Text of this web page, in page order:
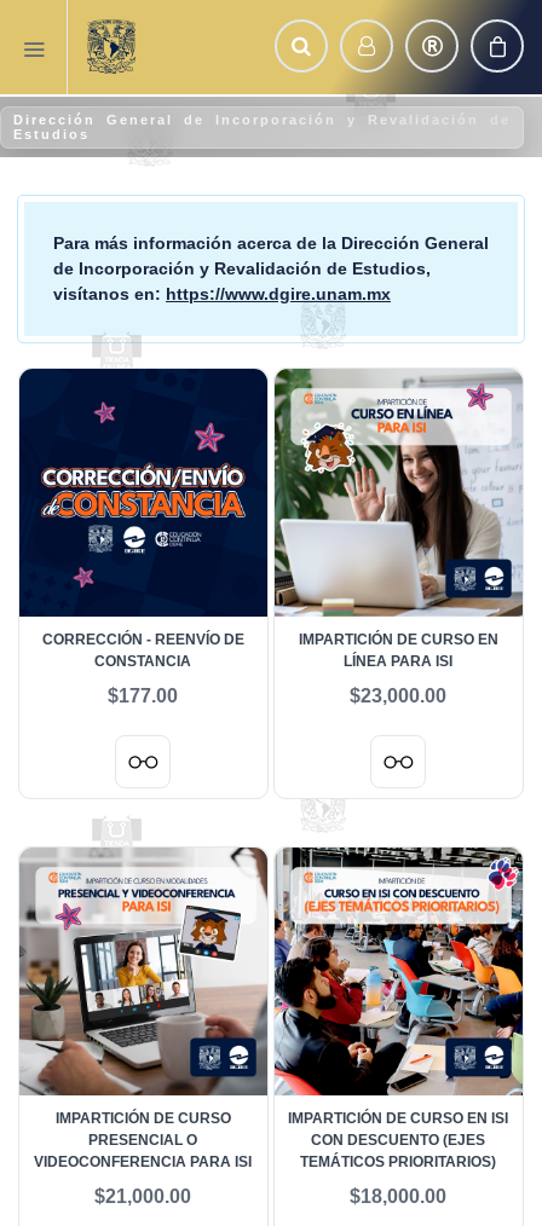
Dirección General de Incorporación y Revalidación de
Estudios
Para más información acerca de la Dirección General
de Incorporación y Revalidación de Estudios,
visítanos en: https://www.dgire.unam.mx
CORRECCIÓN - REENVÍO DE
CONSTANCIA
$177.00
IMPARTICIÓN DE CURSO EN
LÍNEA PARA ISI
$23,000.00
IMPARTICIÓN DE CURSO
PRESENCIAL O
VIDEOCONFERENCIA PARA ISI
$21,000.00
IMPARTICIÓN DE CURSO EN ISI
CON DESCUENTO (EJES
TEMÁTICOS PRIORITARIOS)
$18,000.00